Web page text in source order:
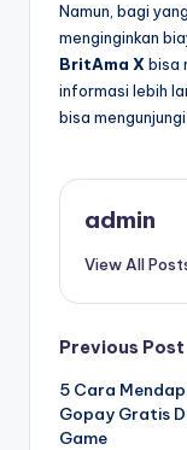
Namun, bagi
menginginkan
BritAma X bisa
informasi lebih
bisa mengunjungi
admin
View All
Post
Previous Post
5 Cara
Gopay Gratis
Game